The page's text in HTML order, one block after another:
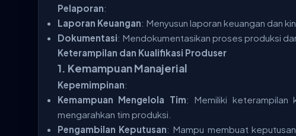
Pelaporan:
Laporan Keuangan: Menyusun laporan keuangan dan
Dokumentasi: Mendokumentasikan proses produksi
Keterampilan dan Kualifikasi Produser
1. Kemampuan Manajerial
Kepemimpinan:
Kemampuan Mengelola Tim: Memiliki keterampilan
mengarahkan tim produksi.
Pengambilan Keputusan: Mampu membuat